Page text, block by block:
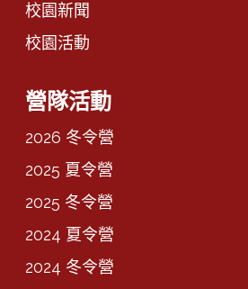
校園新聞
校園活動
營隊活動
2026 冬令營
2025 夏令營
2025 冬令營
2024 夏令營
2024 冬令營